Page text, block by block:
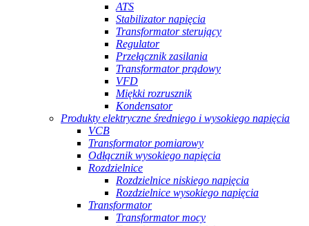
ATS
Stabilizator napięcia
Transformator sterujący
Regulator
Przełącznik zasilania
Transformator prądowy
VFD
Miękki rozrusznik
Kondensator
Produkty elektryczne średniego i wysokiego napięcia
VCB
Transformator pomiarowy
Odłącznik wysokiego napięcia
Rozdzielnice
Rozdzielnice niskiego napięcia
Rozdzielnice wysokiego napięcia
Transformator
Transformator mocy